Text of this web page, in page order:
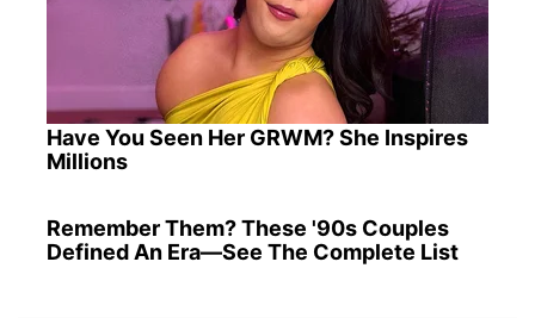
Have You Seen Her GRWM? She Inspires
Millions
Remember Them? These '90s Couples
Defined An Era—See The Complete List